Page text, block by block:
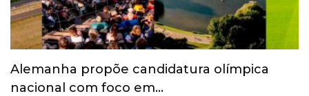
Alemanha propõe candidatura olímpica
nacional com foco em…